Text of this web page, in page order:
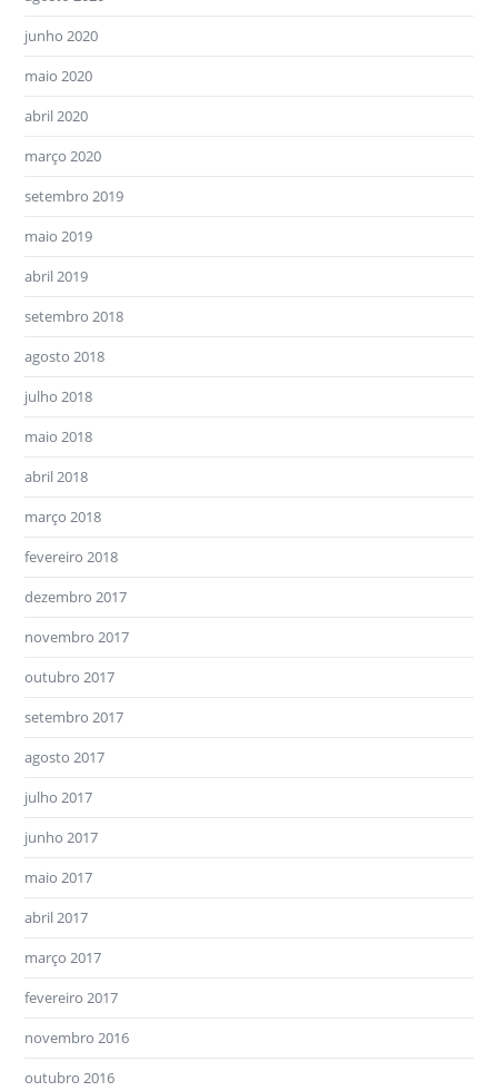
junho 2020
maio 2020
abril 2020
março 2020
setembro 2019
maio 2019
abril 2019
setembro 2018
agosto 2018
julho 2018
maio 2018
abril 2018
março 2018
fevereiro 2018
dezembro 2017
novembro 2017
outubro 2017
setembro 2017
agosto 2017
julho 2017
junho 2017
maio 2017
abril 2017
março 2017
fevereiro 2017
novembro 2016
outubro 2016